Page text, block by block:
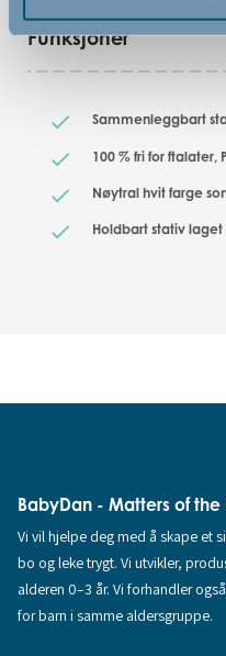
Funksjoner
Sammenleggbart
100 % fri for
Nøytral hvit farge
Holdbart stativ
BabyDan - Matters of
Vi vil hjelpe deg med å skape et
bo og leke trygt. Vi utvikler,
alderen 0–3 år. Vi forhandler
for barn i samme aldersgruppe.